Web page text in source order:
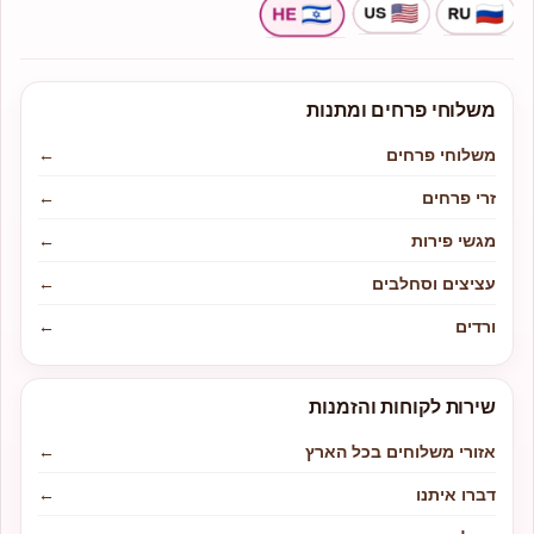
משלוחי פרחים ומתנות
משלוחי פרחים
←
זרי פרחים
←
מגשי פירות
←
עציצים וסחלבים
←
ורדים
←
שירות לקוחות והזמנות
אזורי משלוחים בכל הארץ
←
דברו איתנו
←